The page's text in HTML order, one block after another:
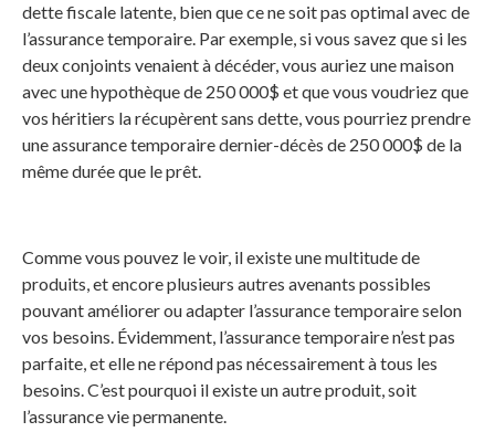
dette fiscale latente, bien que ce ne soit pas optimal avec de
l’assurance temporaire. Par exemple, si vous savez que si les
deux conjoints venaient à décéder, vous auriez une maison
avec une hypothèque de 250 000$ et que vous voudriez que
vos héritiers la récupèrent sans dette, vous pourriez prendre
une assurance temporaire dernier-décès de 250 000$ de la
même durée que le prêt.
Comme vous pouvez le voir, il existe une multitude de
produits, et encore plusieurs autres avenants possibles
pouvant améliorer ou adapter l’assurance temporaire selon
vos besoins. Évidemment, l’assurance temporaire n’est pas
parfaite, et elle ne répond pas nécessairement à tous les
besoins. C’est pourquoi il existe un autre produit, soit
l’assurance vie permanente.